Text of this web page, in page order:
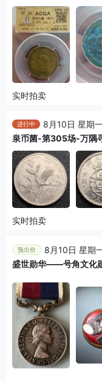
实时拍卖
进行中
8月10日 星期
泉币菌-第305场-万隅
实时拍卖
预出价
8月10日 星期
盛世勋华——号角文化